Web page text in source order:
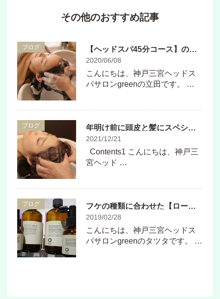
その他のおすすめ記事
ブログ 【ヘッドスパ45分コース】のご説明
2020/06/08
こんにちは、神戸三宮ヘッドス
パサロンgreenの立田です。 …
ブログ 年明け前に頭皮と髪にスペシャルケアを！
2021/12/21
Contents1 こんにちは、神戸三
宮ヘッド …
ブログ フケの種類に合わせた【ローランド】のメンテナンスシャンプー＆トニック
2019/02/28
こんにちは、神戸三宮ヘッドス
パサロンgreenのタツタです。 …